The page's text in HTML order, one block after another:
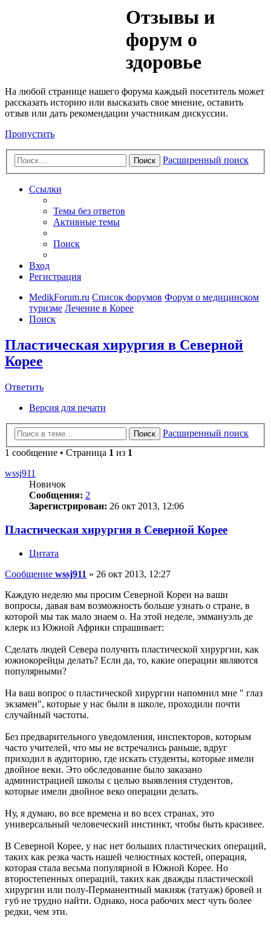
Отзывы и
форум о
здоровье
На любой странице нашего форума каждый посетитель может
рассказать историю или высказать свое мнение, оставить
отзыв или дать рекомендации участникам дискуссии.
Пропустить
Поиск Расширенный поиск
Ссылки
Темы без ответов
Активные темы
Поиск
Вход
Регистрация
MedikForum.ru Список форумов Форум о медицинском
туризме Лечение в Корее
Поиск
Пластическая хирургия в Северной
Корее
Ответить
Версия для печати
Поиск
Расширенный поиск
1 сообщение • Страница 1 из 1
wssj911
Новичок
Сообщения: 2
Зарегистрирован: 26 окт 2013, 12:06
Пластическая хирургия в Северной Корее
Цитата
Сообщение wssj911 » 26 окт 2013, 12:27
Каждую неделю мы просим Северной Кореи на ваши
вопросы, давая вам возможность больше узнать о стране, в
которой мы так мало знаем о. На этой неделе, эммануэль де
клерк из Южной Африки спрашивает:
Сделать людей Севера получить пластической хирургии, как
южнокорейцы делать? Если да, то, какие операции являются
популярными?
На ваш вопрос о пластической хирургии напомнил мне " глаз
экзамен", которые у нас были в школе, проходили почти
случайный частоты.
Без предварительного уведомления, инспекторов, которым
часто учителей, что мы не встречались раньше, вдруг
приходил в аудиторию, где искать студенты, которые имели
двойное веки. Это обследование было заказано
администрацией школы с целью выявления студентов,
которые имели двойное веко операции делать.
Ну, я думаю, во все времена и во всех странах, это
универсальный человеческий инстинкт, чтобы быть красивее.
В Северной Корее, у нас нет больших пластических операций,
таких как резка часть нашей челюстных костей, операция,
которая стала весьма популярной в Южной Корее. Но
второстепенных операций, таких как дважды пластической
хирургии или полу-Перманентный макияж (татуаж) бровей и
губ не трудно найти. Однако, носа рабочих мест чуть более
редки, чем эти.